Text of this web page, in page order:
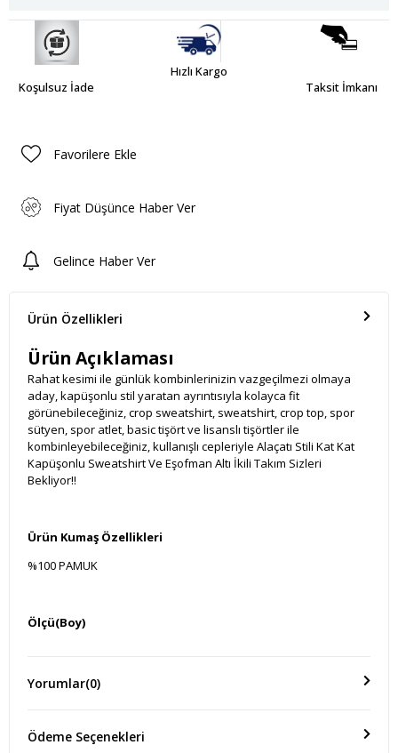
Koşulsuz İade
Hızlı Kargo
Taksit İmkanı
Favorilere Ekle
Fiyat Düşünce Haber Ver
Gelince Haber Ver
Ürün Özellikleri
Ürün Açıklaması
Rahat kesimi ile günlük kombinlerinizin vazgeçilmezi olmaya
aday, kapüşonlu stil yaratan ayrıntısıyla kolayca fit
görünebileceğiniz, crop sweatshirt, sweatshirt, crop top, spor
sütyen, spor atlet, basic tişört ve lisanslı tişörtler ile
kombinleyebileceğiniz, kullanışlı cepleriyle Alaçatı Stili Kat Kat
Kapüşonlu Sweatshirt Ve Eşofman Altı İkili Takım Sizleri
Bekliyor!!
Ürün Kumaş Özellikleri
%100 PAMUK
Ölçü(Boy)
Yorumlar(0)
Ödeme Seçenekleri